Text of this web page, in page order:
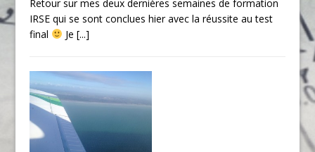
Retour sur mes deux dernières semaines de formation
IRSE qui se sont conclues hier avec la réussite au test
final
Je[...]